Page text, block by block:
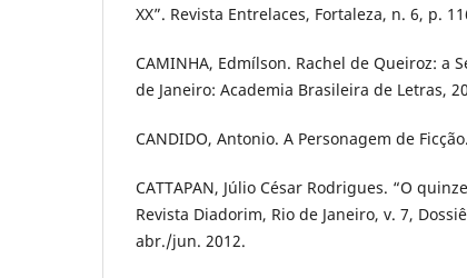
XX”. Revista Entrelaces, Fortaleza, n. 6, p.
CAMINHA, Edmílson. Rachel de Queiroz: a
de Janeiro: Academia Brasileira de Letras,
CANDIDO, Antonio. A Personagem de
CATTAPAN, Júlio César Rodrigues. “O
Revista Diadorim, Rio de Janeiro, v. 7,
abr./jun. 2012.